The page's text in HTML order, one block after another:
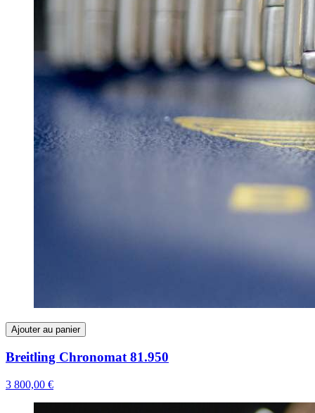
Ajouter au panier
Breitling Chronomat 81.950
3 800,00 €